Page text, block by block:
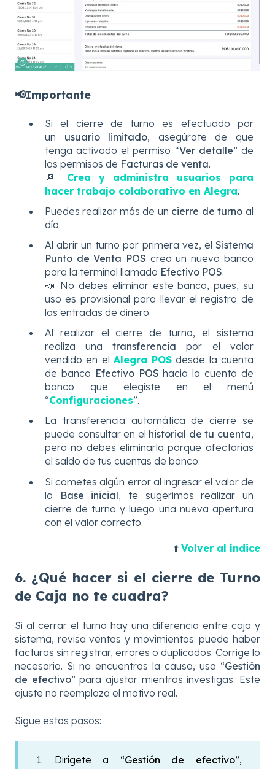
📢Importante
Si el cierre de turno es efectuado por
un usuario limitado, asegúrate de que
tenga activado el permiso “Ver detalle” de
los permisos de Facturas de venta.
🔎 Crea y administra usuarios para
hacer trabajo colaborativo en Alegra.
Puedes realizar más de un cierre de turno al
día.
Al abrir un turno por primera vez, el Sistema
Punto de Venta POS crea un nuevo banco
para la terminal llamado Efectivo POS.
📣 No debes eliminar este banco, pues, su
uso es provisional para llevar el registro de
las entradas de dinero.
Al realizar el cierre de turno, el sistema
realiza unatransferencia por el valor
vendido en el Alegra POS desde la cuenta
de banco Efectivo POS hacia la cuenta de
banco que elegiste en el menú
“Configuraciones”.
La transferencia automática de cierre se
puede consultar en el historial de tu cuenta,
pero no debes eliminarla porque afectarías
el saldo de tus cuentas de banco.
Si cometes algún error al ingresar el valor de
la Base inicial, te sugerimos realizar un
cierre de turno y luego una nueva apertura
con el valor correcto.
⬆️ Volver al índice
6. ¿Qué hacer si el cierre de Turno
de Caja no te cuadra?
Si al cerrar el turno hay una diferencia entre caja y
sistema, revisa ventas y movimientos: puede haber
facturas sin registrar, errores o duplicados. Corrige lo
necesario. Si no encuentras la causa, usa “Gestión
de efectivo” para ajustar mientras investigas. Este
ajuste no reemplaza el motivo real.
Sigue estos pasos:
1. Dirígete a “Gestión de efectivo”,